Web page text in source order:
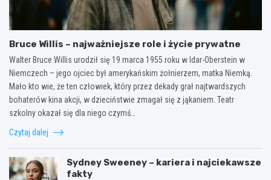
Bruce Willis – najważniejsze role i życie prywatne
Walter Bruce Willis urodził się 19 marca 1955 roku w Idar-Oberstein w
Niemczech – jego ojciec był amerykańskim żołnierzem, matka Niemką.
Mało kto wie, że ten człowiek, który przez dekady grał najtwardszych
bohaterów kina akcji, w dzieciństwie zmagał się z jąkaniem. Teatr
szkolny okazał się dla niego czymś…
Czytaj dalej
Sydney Sweeney – kariera i najciekawsze
fakty